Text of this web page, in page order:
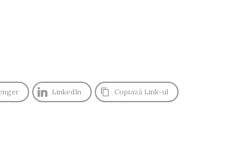
LinkedIn Copiază Link-ul